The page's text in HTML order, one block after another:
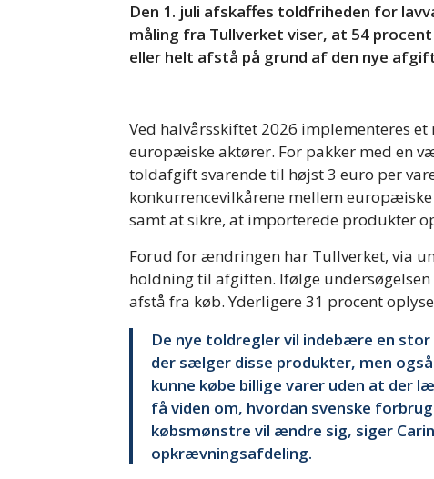
Den 1. juli afskaffes toldfriheden for
måling fra Tullverket viser, at 54
eller helt afstå på grund af den nye
Ved halvårsskiftet 2026 implementeres
europæiske aktører. For pakker med en
toldafgift svarende til højst 3 euro per
konkurrencevilkårene mellem
samt at sikre, at importerede produkter
Forud for ændringen har Tullverket, via
holdning til afgiften. Ifølge
afstå fra køb. Yderligere 31 procent
De nye toldregler vil indebære en
der sælger disse produkter, men
kunne købe billige varer uden at der
få viden om, hvordan svenske
købsmønstre vil ændre sig, siger
opkrævningsafdeling.